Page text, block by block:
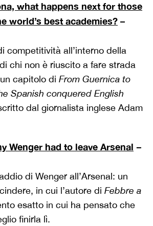
what happens next for those
world’s best academies? –
competitività all’interno della
chi non è riuscito a fare strada
capitolo di From Guernica to
Spanish conquered English
dal giornalista inglese Adam
Wenger had to leave Arsenal −
di Wenger all’Arsenal: un
in cui l’autore di Febbre a
esatto in cui ha pensato che
finirla lì.